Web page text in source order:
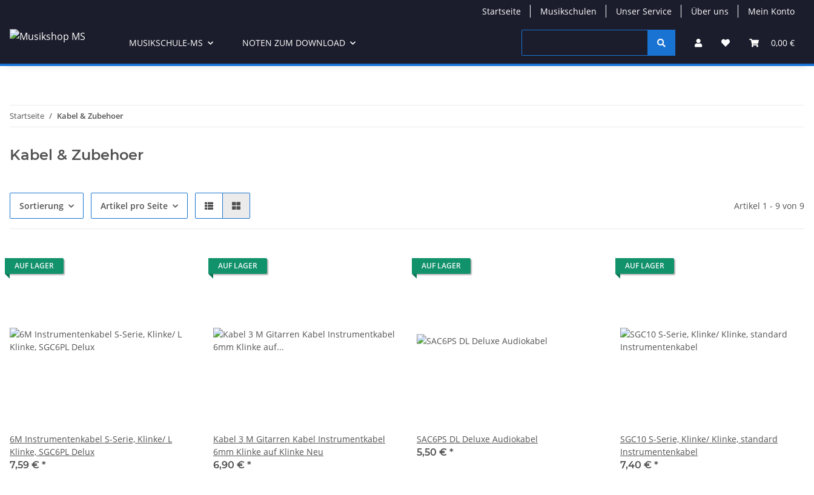
Startseite Musikschulen Unser Service Über uns Mein Konto
0,00 €
MUSIKSCHULE-MS NOTEN ZUM DOWNLOAD
Startseite Kabel & Zubehoer
Kabel & Zubehoer
Sortierung Artikel pro Seite Artikel 1 - 9 von 9
AUF LAGER
6M Instrumentenkabel S-Serie, Klinke/ L
Klinke, SGC6PL Delux
7,59 € *
AUF LAGER
Kabel 3 M Gitarren Kabel Instrumentkabel
6mm Klinke auf Klinke Neu
6,90 € *
AUF LAGER
SAC6PS DL Deluxe Audiokabel
5,50 € *
AUF LAGER
SGC10 S-Serie, Klinke/ Klinke, standard
Instrumentenkabel
7,40 € *